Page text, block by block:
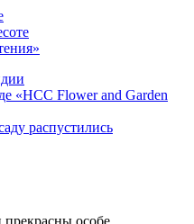
«HCC Flower and Garden
распустились